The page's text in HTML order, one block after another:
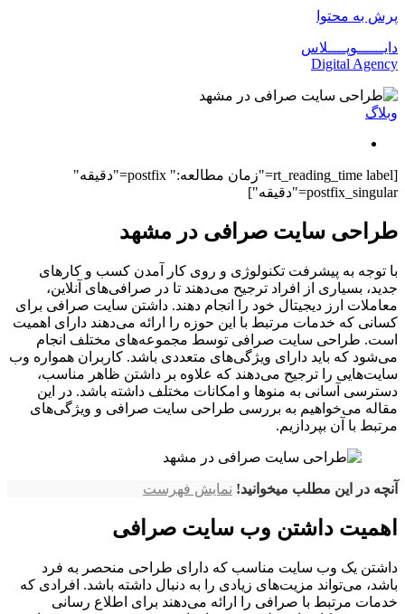
پرش به محتوا
دایــــــوپــــلاس
Digital Agency
وبلاگ
[rt_reading_time label="زمان مطالعه:" postfix="دقیقه"
postfix_singular="دقیقه"]
طراحی سایت صرافی در مشهد
با توجه به پیشرفت تکنولوژی و روی کار آمدن کسب و کارهای
جدید، بسیاری از افراد ترجیح می‌دهند تا در صرافی‌های آنلاین،
معاملات ارز دیجیتال خود را انجام دهند. داشتن سایت صرافی برای
کسانی که خدمات مرتبط با این حوزه را ارائه می‌دهند دارای اهمیت
است. طراحی سایت صرافی توسط مجموعه‌های مختلف انجام
می‌شود که باید دارای ویژگی‌های متعددی باشد. کاربران همواره وب
سایت‌هایی را ترجیح می‌دهند که علاوه بر داشتن ظاهر مناسب،
دسترسی آسانی به منوها و امکانات مختلف داشته باشد. در این
مقاله می‌خواهیم به بررسی طراحی سایت صرافی و ویژگی‌های
مرتبط با آن بپردازیم.
آنچه در این مطلب میخوانید! نمایش فهرست
اهمیت داشتن وب سایت صرافی
داشتن یک وب سایت مناسب که دارای طراحی منحصر به فرد
باشد، می‌تواند مزیت‌های زیادی را به دنبال داشته باشد. افرادی که
خدمات مرتبط با صرافی را ارائه می‌دهند برای اطلاع رسانی